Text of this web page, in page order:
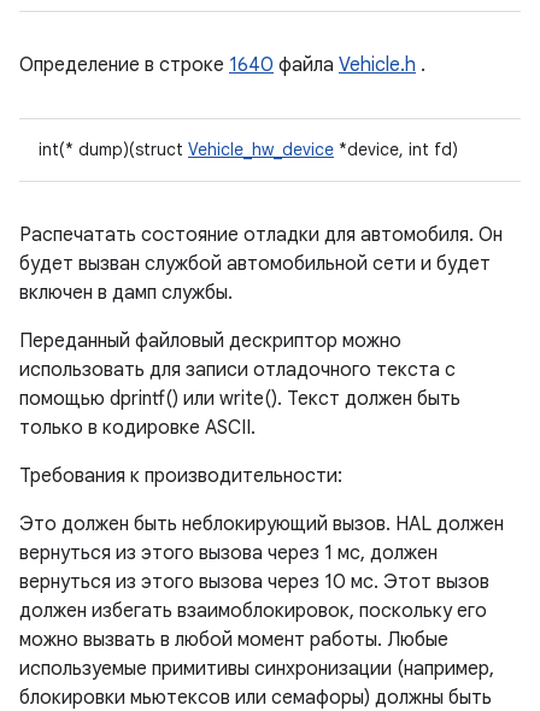
Определение в строке 1640 файла Vehicle.h .
int(* dump)(struct Vehicle_hw_device *device, int fd)
Распечатать состояние отладки для автомобиля. Он
будет вызван службой автомобильной сети и будет
включен в дамп службы.
Переданный файловый дескриптор можно
использовать для записи отладочного текста с
помощью dprintf() или write(). Текст должен быть
только в кодировке ASCII.
Требования к производительности:
Это должен быть неблокирующий вызов. HAL должен
вернуться из этого вызова через 1 мс, должен
вернуться из этого вызова через 10 мс. Этот вызов
должен избегать взаимоблокировок, поскольку его
можно вызвать в любой момент работы. Любые
используемые примитивы синхронизации (например,
блокировки мьютексов или семафоры) должны быть